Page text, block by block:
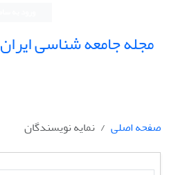
مجله جامعه شناسی ایران
صفحه اصلی نمایه نویسندگان